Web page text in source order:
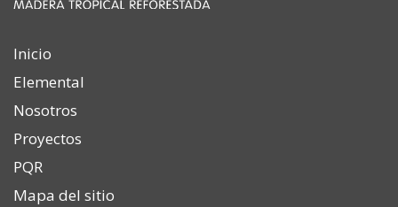
Inicio
Elemental
Nosotros
Proyectos
PQR
Mapa del sitio